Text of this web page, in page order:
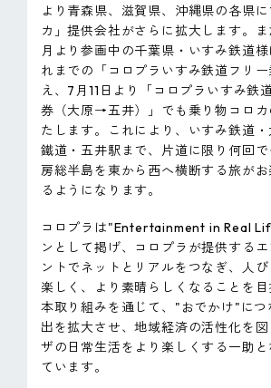
より青森県、滋賀県、沖縄県の各県
カ」提供会社がさらに拡大します。
月より参画中の千葉県・いすみ鉄道
れまでの「コロプラいすみ鉄道フリ
え、7月11日より「コロプラいすみ鉄
券（大原→五井）」でも乗り物コロカ
たします。これにより、いすみ鉄道
鐵道・五井駅まで、片道に限り何回で
房総半島を東から西へ横断する旅が
るようになります。
コロプラは"Entertainment in Real
ンとして掲げ、コロプラが提供する
ントでネットとリアルをつなぎ、人び
楽しく、より素晴らしくなることを目
本取り組みを通じて、"おでかけ"につ
出を拡大させ、地域経済の活性化を
ザの日常生活をより楽しくする一助
ています。